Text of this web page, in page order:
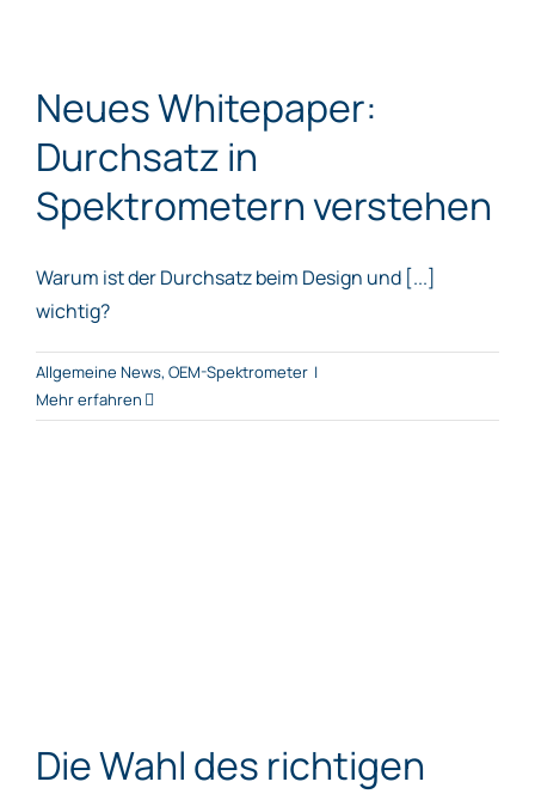
Neues Whitepaper:
Durchsatz in
Spektrometern verstehen
Warum ist der Durchsatz beim Design und [...]
wichtig?
Allgemeine News, OEM-Spektrometer |
Mehr erfahren
Die Wahl des richtigen